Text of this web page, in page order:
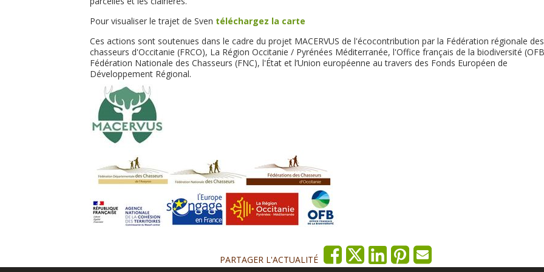
Pour visualiser le trajet de Sven téléchargez la carte
Ces actions sont soutenues dans le cadre du projet MACERVUS de l'écocontribution par la Fédération régionale des
chasseurs d'Occitanie (FRCO), La Région Occitanie / Pyrénées Méditerranée, l'Office français de la biodiversité
Fédération Nationale des Chasseurs (FNC), l'État et l’Union européenne au travers des Fonds Européen de
Développement Régional.
PARTAGER L'ACTUALITÉ